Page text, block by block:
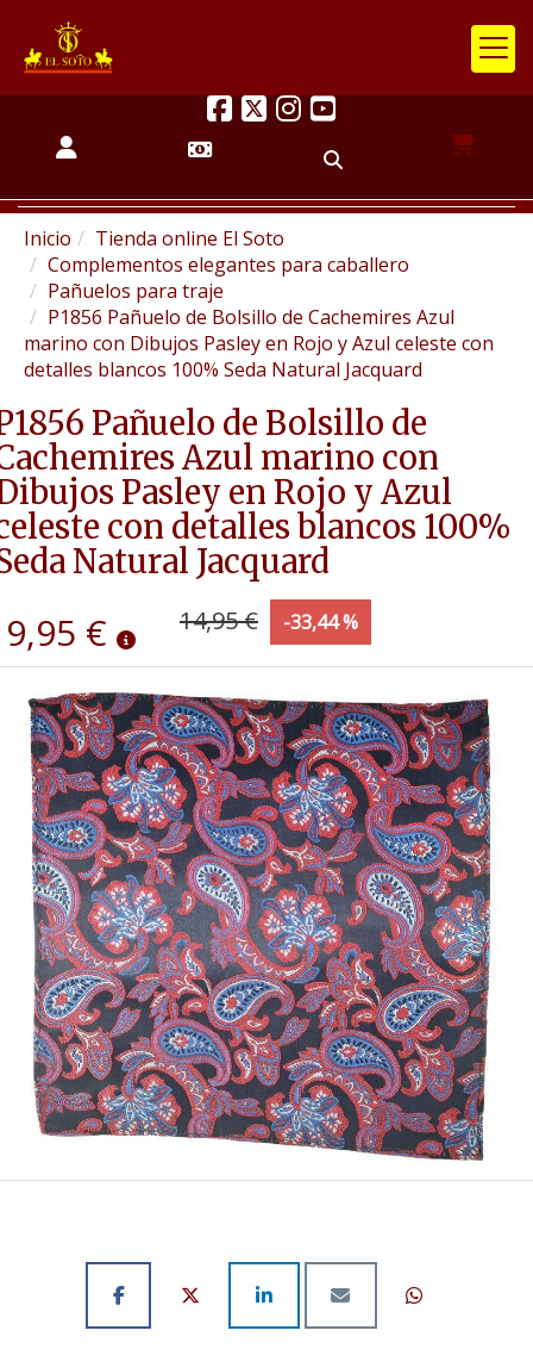
Inicio
Tienda online El Soto
Complementos elegantes para caballero
Pañuelos para traje
P1856 Pañuelo de Bolsillo de Cachemires Azul
marino con Dibujos Pasley en Rojo y Azul celeste con
detalles blancos 100% Seda Natural Jacquard
Pañuelo de Bolsillo de
Azul marino con
Pasley en Rojo y Azul
con detalles blancos 100%
Natural Jacquard
9,95 € 14,95 € -33,44 %